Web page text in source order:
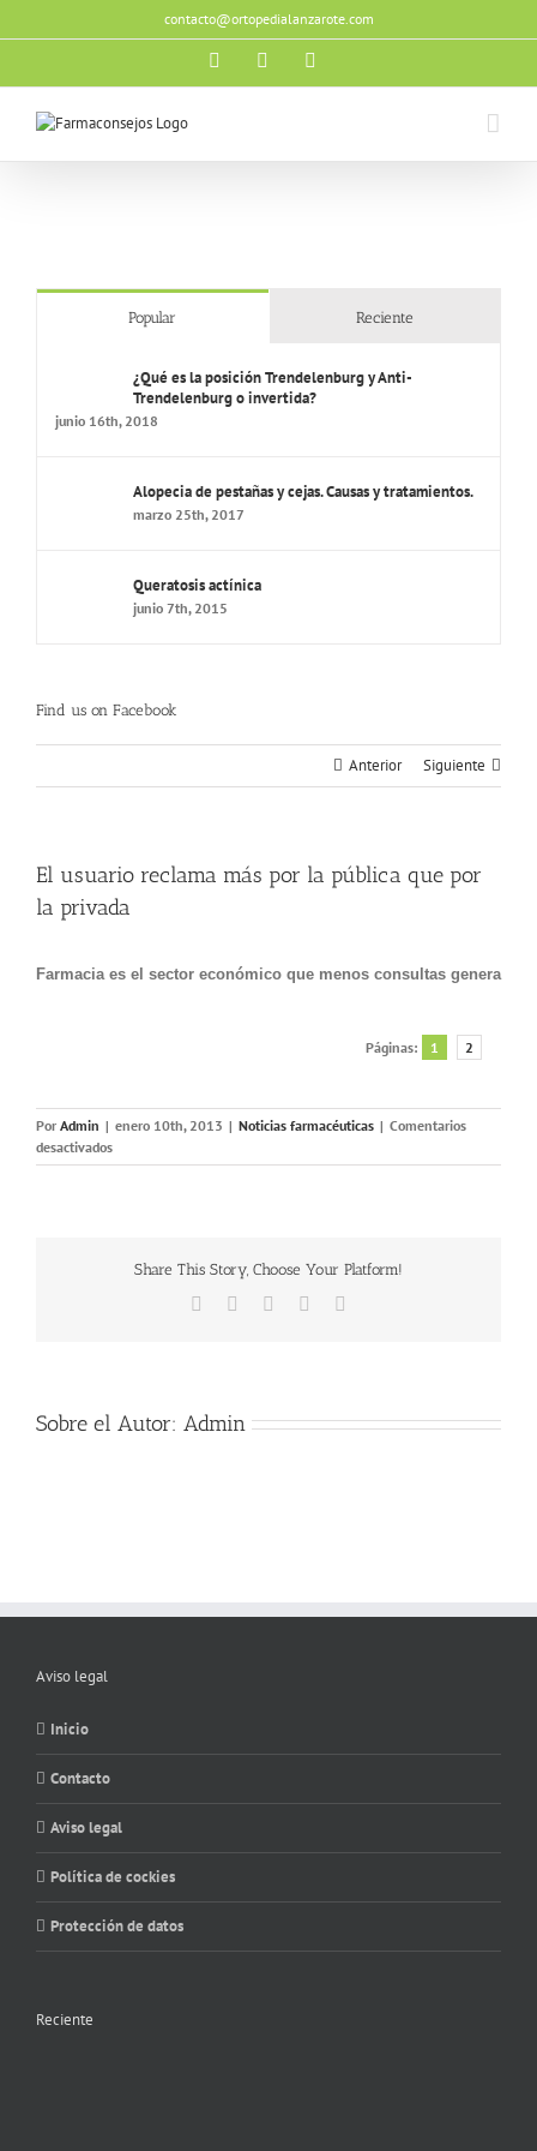
al
contacto@ortopedialanzarote.com
Facebook
Anterior Siguiente
El usuario reclama más por la pública que por
la privada
Farmacia es el sector económico que menos consultas genera
Páginas: 1 2
Por Admin | enero 10th, 2013 | Noticias farmacéuticas | Comentarios
desactivadosen
El
Share This Story, Choose Your Platform!
Facebook LinkedInPinterest
Sobre el Autor: Admin
Popular Reciente
¿Qué es la posición Trendelenburg y Anti-
Trendelenburg o invertida?
junio 16th, 2018
Alopecia de pestañas y cejas. Causas y tratamientos.
marzo 25th, 2017
Queratosis actínica
junio 7th, 2015
Find us on Facebook
Aviso legal
Inicio
Contacto
Aviso legal
Política de cockies
Protección de datos
Reciente